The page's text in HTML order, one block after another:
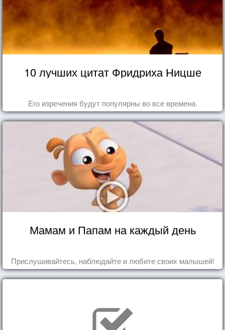
10 лучших цитат Фридриха Ницше
Его изречения будут популярны во все времена.
Мамам и Папам на каждый день
Прислушивайтесь, наблюдайте и любите своих малышей!